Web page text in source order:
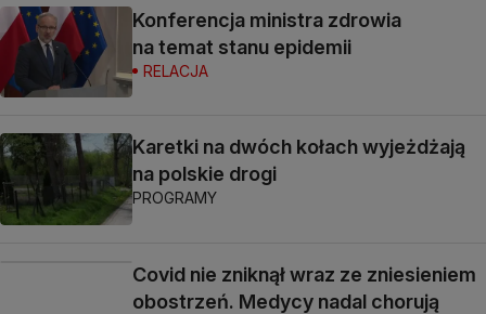
Konferencja ministra zdrowia
na temat stanu epidemii
RELACJA
Karetki na dwóch kołach wyjeżdżają
na polskie drogi
PROGRAMY
Covid nie zniknął wraz ze zniesieniem
obostrzeń. Medycy nadal chorują